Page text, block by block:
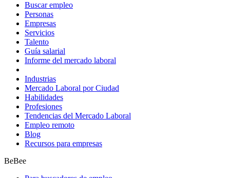
Buscar empleo
Personas
Empresas
Servicios
Talento
Guía salarial
Informe del mercado laboral
Industrias
Mercado Laboral por Ciudad
Habilidades
Profesiones
Tendencias del Mercado Laboral
Empleo remoto
Blog
Recursos para empresas
BeBee